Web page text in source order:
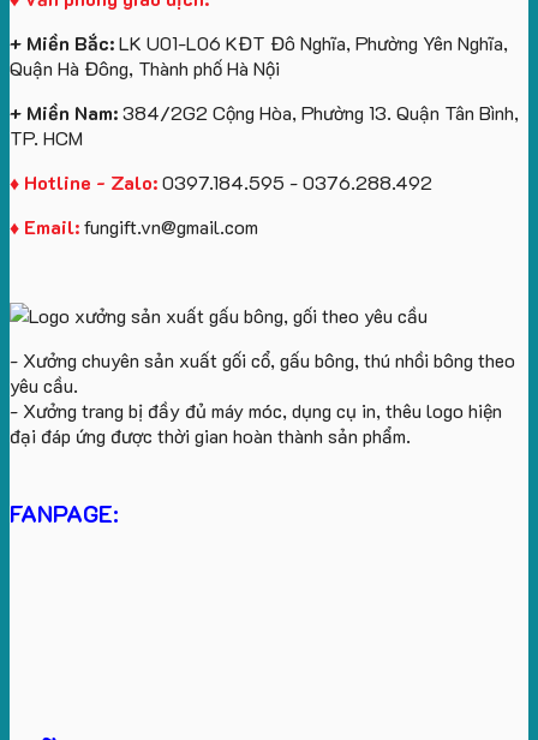
theo
cầu
+ Miền Bắc:LK U01-L06 KĐT Đô Nghĩa, Phường Yên Nghĩa,
Quận Hà Đông, Thành phố Hà Nội
+ Miền Nam:384/2G2 Cộng Hòa, Phường 13. Quận Tân Bình,
TP. HCM
♦ Hotline - Zalo:0397.184.595 - 0376.288.492
♦ Email:fungift.vn@gmail.com
- Xưởng chuyên sản xuất gối cổ, gấu bông, thú nhồi bông theo
yêu cầu.
- Xưởng trang bị đầy đủ máy móc, dụng cụ in, thêu logo hiện
đại đáp ứng được thời gian hoàn thành sản phẩm.
FANPAGE: